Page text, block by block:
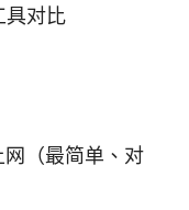
具对比
（最简单、对